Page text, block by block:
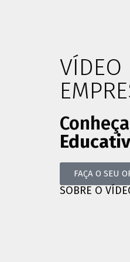
VÍDEO
FAÇA O SEU
SOBRE O